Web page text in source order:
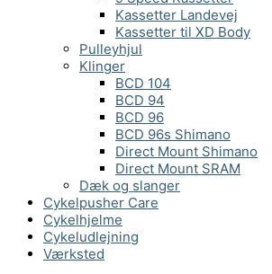
Kassetter Landevej
Kassetter til XD Body
Pulleyhjul
Klinger
BCD 104
BCD 94
BCD 96
BCD 96s Shimano
Direct Mount Shimano
Direct Mount SRAM
Dæk og slanger
Cykelpusher Care
Cykelhjelme
Cykeludlejning
Værksted